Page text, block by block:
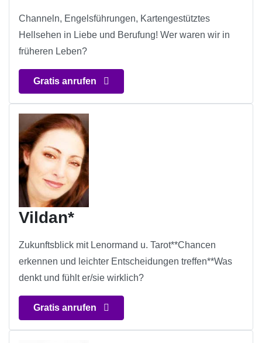
Channeln, Engelsführungen, Kartengestütztes
Hellsehen in Liebe und Berufung! Wer waren wir in
früheren Leben?
Gratis anrufen
Vildan*
Zukunftsblick mit Lenormand u. Tarot**Chancen
erkennen und leichter Entscheidungen treffen**Was
denkt und fühlt er/sie wirklich?
Gratis anrufen